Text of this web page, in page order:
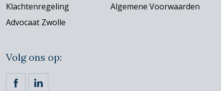
Klachtenregeling
Algemene Voorwaarden
Advocaat Zwolle
Volg ons op: